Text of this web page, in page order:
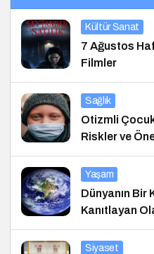
Kültür Sanat
7 Ağustos
Filmler
Sağlık
Otizmli
Riskler ve
Yaşam
Dünyanın Bir
Kanıtlayan
Siyaset